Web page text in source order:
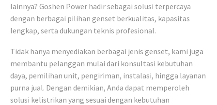
lainnya? Goshen Power hadir sebagai solusi terpercaya
dengan berbagai pilihan genset berkualitas, kapasitas
lengkap, serta dukungan teknis profesional.
Tidak hanya menyediakan berbagai jenis genset, kami juga
membantu pelanggan mulai dari konsultasi kebutuhan
daya, pemilihan unit, pengiriman, instalasi, hingga layanan
purna jual. Dengan demikian, Anda dapat memperoleh
solusi kelistrikan yang sesuai dengan kebutuhan